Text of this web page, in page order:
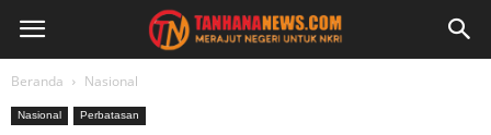
Beranda Nasional
Nasional Perbatasan